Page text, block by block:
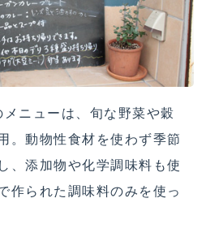
ニューは、旬な野菜や穀
。動物性食材を使わず季節
、添加物や化学調味料も使
作られた調味料のみを使っ